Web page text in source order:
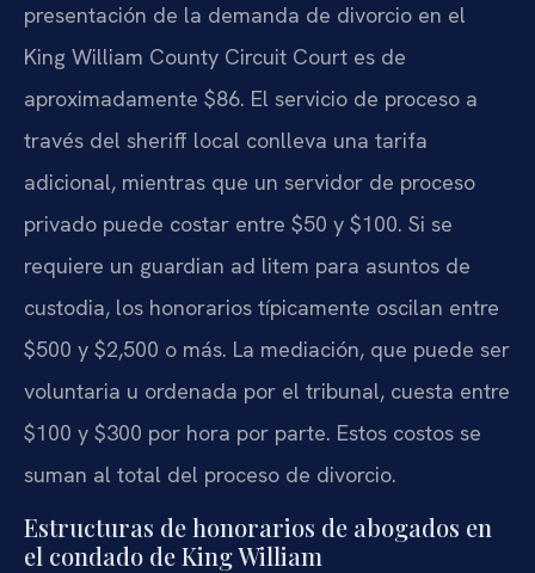
presentación de la demanda de divorcio en el
King William County Circuit Court es de
aproximadamente $86. El servicio de proceso a
través del sheriff local conlleva una tarifa
adicional, mientras que un servidor de proceso
privado puede costar entre $50 y $100. Si se
requiere un guardian ad litem para asuntos de
custodia, los honorarios típicamente oscilan entre
$500 y $2,500 o más. La mediación, que puede ser
voluntaria u ordenada por el tribunal, cuesta entre
$100 y $300 por hora por parte. Estos costos se
suman al total del proceso de divorcio.
Estructuras de honorarios de abogados en
el condado de King William